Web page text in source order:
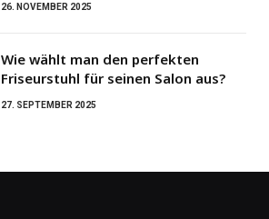
26. NOVEMBER 2025
Wie wählt man den perfekten
Friseurstuhl für seinen Salon aus?
27. SEPTEMBER 2025